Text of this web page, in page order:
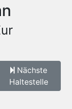
Nächste
Haltestelle